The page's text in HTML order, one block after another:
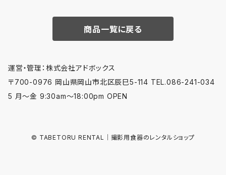
商品一覧に戻る
運営・管理：株式会社アドボックス
〒700-0976 岡山県岡山市北区辰巳5-114 TEL.086-241-034
5 月〜金 9:30am〜18:00pm OPEN
© TABETORU RENTAL｜撮影用食器のレンタルショップ